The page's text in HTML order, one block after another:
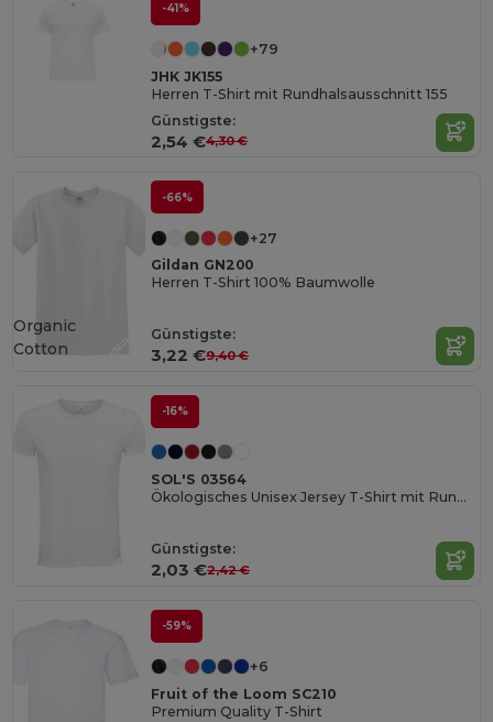
-41%
+79
JHK JK155
Herren T-Shirt mit Rundhalsausschnitt 155
Günstigste:
2,54 €4,30 €
-66%
+27
Gildan GN200
Herren T-Shirt 100% Baumwolle
Günstigste:
3,22 €9,40 €
Organic
Cotton
-16%
SOL'S 03564
Ökologisches Unisex Jersey T-Shirt mit Rundhalsausschnitt
Günstigste:
2,03 €2,42 €
-59%
+6
Fruit of the Loom SC210
Premium Quality T-Shirt